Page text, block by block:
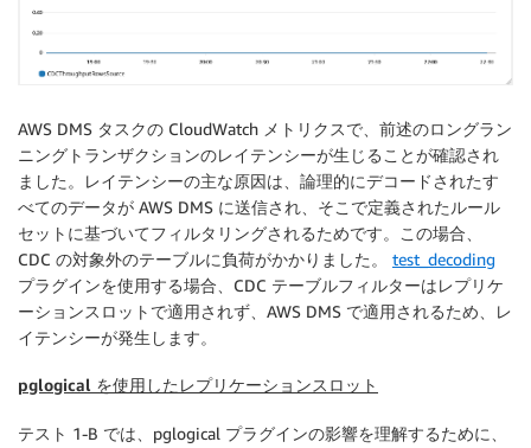
AWS DMS タスクの CloudWatch メトリクスで、前述のロングラン
ニングトランザクションのレイテンシーが生じることが確認され
ました。レイテンシーの主な原因は、論理的にデコードされたす
べてのデータが AWS DMS に送信され、そこで定義されたルール
セットに基づいてフィルタリングされるためです。この場合、
CDC の対象外のテーブルに負荷がかかりました。 test_decoding
プラグインを使用する場合、CDC テーブルフィルターはレプリケ
ーションスロットで適用されず、AWS DMS で適用されるため、レ
イテンシーが発生します。
pglogical を使用したレプリケーションスロット
テスト 1-B では、pglogical プラグインの影響を理解するために、